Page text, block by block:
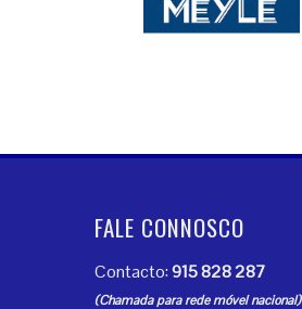
FALE CONNOSCO
Contacto:915 828 287
(Chamada para rede móvel nacional)